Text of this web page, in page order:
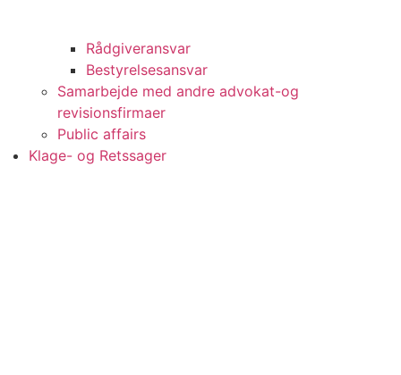
Rådgiveransvar
Bestyrelsesansvar
Samarbejde med andre advokat-og
revisionsfirmaer
Public affairs
Klage- og Retssager